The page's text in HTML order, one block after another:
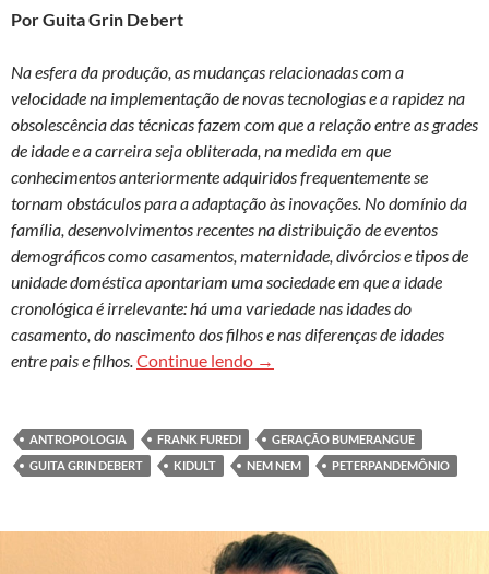
Por Guita Grin Debert
Na esfera da produção, as mudanças relacionadas com a
velocidade na implementação de novas tecnologias e a rapidez na
obsolescência das técnicas fazem com que a relação entre as grades
de idade e a carreira seja obliterada, na medida em que
conhecimentos anteriormente adquiridos frequentemente se
tornam obstáculos para a adaptação às inovações. No domínio da
família, desenvolvimentos recentes na distribuição de eventos
demográficos como casamentos, maternidade, divórcios e tipos de
unidade doméstica apontariam uma sociedade em que a idade
cronológica é irrelevante: há uma variedade nas idades do
casamento, do nascimento dos filhos e nas diferenças de idades
entre pais e filhos.Continue lendo Mudanças no curso da vida
→
ANTROPOLOGIA FRANK FUREDI
GERAÇÃO BUMERANGUE
GUITA GRIN DEBERT
KIDULT NEM NEM PETERPANDEMÔNIO